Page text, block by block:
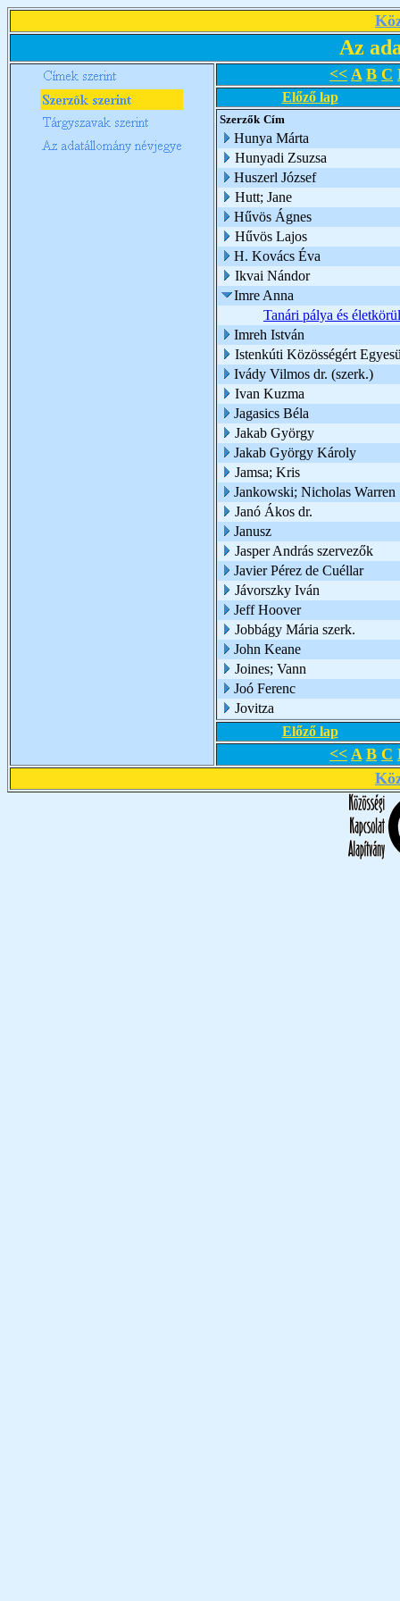
Az
<< A B C
Előző lap
Szerzők Cím
Hunya Márta
Hunyadi Zsuzsa
Huszerl József
Hutt; Jane
Hűvös Ágnes
Hűvös Lajos
H. Kovács Éva
Ikvai Nándor
Imre Anna
Tanári pálya és
Imreh István
Istenkúti Közösségért
Ivády Vilmos dr. (szerk.)
Ivan Kuzma
Jagasics Béla
Jakab György
Jakab György Károly
Jamsa; Kris
Jankowski; Nicholas Warren
Janó Ákos dr.
Janusz
Jasper András szervezők
Javier Pérez de Cuéllar
Jávorszky Iván
Jeff Hoover
Jobbágy Mária szerk.
John Keane
Joines; Vann
Joó Ferenc
Jovitza
Előző lap
<< A B C